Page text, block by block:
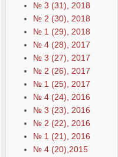
№ 3 (31), 2018
№ 2 (30), 2018
№ 1 (29), 2018
№ 4 (28), 2017
№ 3 (27), 2017
№ 2 (26), 2017
№ 1 (25), 2017
№ 4 (24), 2016
№ 3 (23), 2016
№ 2 (22), 2016
№ 1 (21), 2016
№ 4 (20),2015